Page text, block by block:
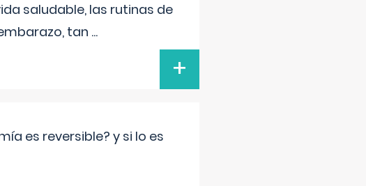
saludable, las rutinas de
tan ...
+
es reversible? y si lo es